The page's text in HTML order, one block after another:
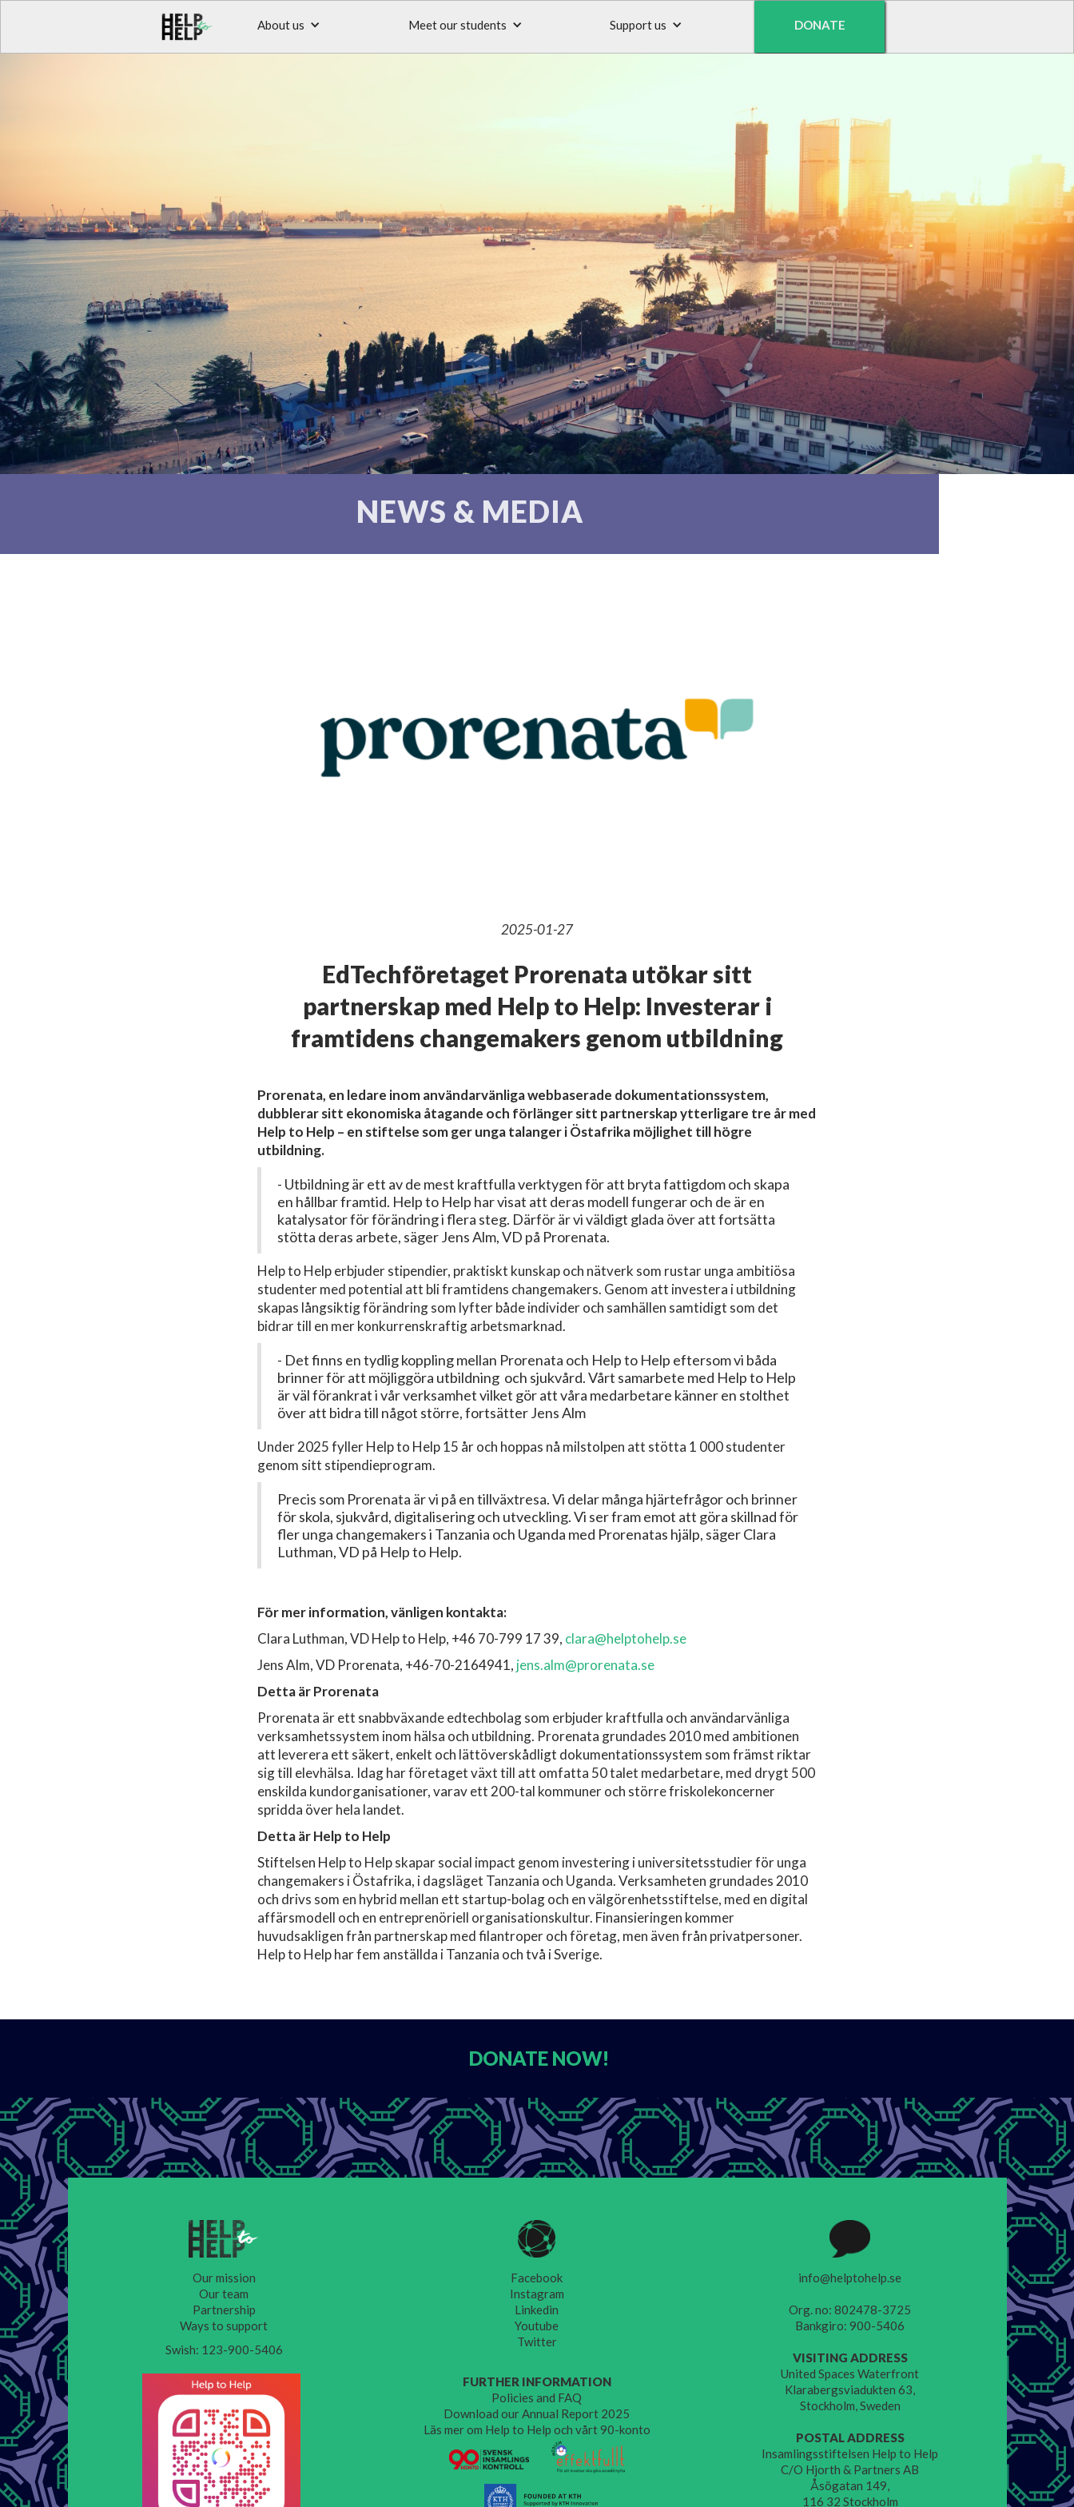
About us Meet our students Support us DONATE
NEWS & MEDIA
2025-01-27
EdTechföretaget Prorenata utökar sitt
partnerskap med Help to Help: Investerar i
framtidens changemakers genom utbildning
Prorenata, en ledare inom användarvänliga webbaserade dokumentationssystem,
dubblerar sitt ekonomiska åtagande och förlänger sitt partnerskap ytterligare tre år med
Help to Help – en stiftelse som ger unga talanger i Östafrika möjlighet till högre
utbildning.
- Utbildning är ett av de mest kraftfulla verktygen för att bryta fattigdom och skapa
en hållbar framtid. Help to Help har visat att deras modell fungerar och de är en
katalysator för förändring i flera steg. Därför är vi väldigt glada över att fortsätta
stötta deras arbete, säger Jens Alm, VD på Prorenata.
Help to Help erbjuder stipendier, praktiskt kunskap och nätverk som rustar unga ambitiösa
studenter med potential att bli framtidens changemakers. Genom att investera i utbildning
skapas långsiktig förändring som lyfter både individer och samhällen samtidigt som det
bidrar till en mer konkurrenskraftig arbetsmarknad.
- Det finns en tydlig koppling mellan Prorenata och Help to Help eftersom vi båda
brinner för att möjliggöra utbildning och sjukvård. Vårt samarbete med Help to Help
är väl förankrat i vår verksamhet vilket gör att våra medarbetare känner en stolthet
över att bidra till något större, fortsätter Jens Alm
Under 2025 fyller Help to Help 15 år och hoppas nå milstolpen att stötta 1 000 studenter
genom sitt stipendieprogram.
Precis som Prorenata är vi på en tillväxtresa. Vi delar många hjärtefrågor och brinner
för skola, sjukvård, digitalisering och utveckling. Vi ser fram emot att göra skillnad för
fler unga changemakers i Tanzania och Uganda med Prorenatas hjälp, säger Clara
Luthman, VD på Help to Help.
För mer information, vänligen kontakta:
Clara Luthman, VD Help to Help, +46 70-799 17 39, clara@helptohelp.se
Jens Alm, VD Prorenata, +46-70-2164941, jens.alm@prorenata.se
Detta är Prorenata
Prorenata är ett snabbväxande edtechbolag som erbjuder kraftfulla och användarvänliga
verksamhetssystem inom hälsa och utbildning. Prorenata grundades 2010 med ambitionen
att leverera ett säkert, enkelt och lättöverskådligt dokumentationssystem som främst riktar
sig till elevhälsa. Idag har företaget växt till att omfatta 50 talet medarbetare, med drygt 500
enskilda kundorganisationer, varav ett 200-tal kommuner och större friskolekoncerner
spridda över hela landet.
Detta är Help to Help
Stiftelsen Help to Help skapar social impact genom investering i universitetsstudier för unga
changemakers i Östafrika, i dagsläget Tanzania och Uganda. Verksamheten grundades 2010
och drivs som en hybrid mellan ett startup-bolag och en välgörenhetsstiftelse, med en digital
affärsmodell och en entreprenöriell organisationskultur. Finansieringen kommer
huvudsakligen från partnerskap med filantroper och företag, men även från privatpersoner.
Help to Help har fem anställda i Tanzania och två i Sverige.
DONATE NOW!
Our mission
Our team
Partnership
Ways to support
Swish: 123-900-5406
Facebook
Instagram
Linkedin
Youtube
Twitter
FURTHER INFORMATION
Policies and FAQ
Download our Annual Report 2025
Läs mer om Help to Help och vårt 90-konto
info@helptohelp.se
Org. no: 802478-3725
Bankgiro: 900-5406
VISITING ADDRESS
United Spaces Waterfront
Klarabergsviadukten 63,
Stockholm, Sweden
POSTAL ADDRESS
Insamlingsstiftelsen Help to Help
C/O Hjorth & Partners AB
Åsögatan 149,
116 32 Stockholm